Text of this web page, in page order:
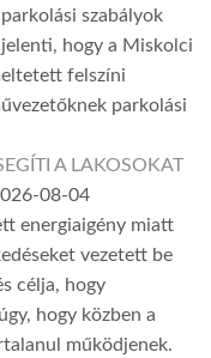
szabályok
hogy a Miskolci
felszíni
parkolási
A LAKOSOKAT
08-04
energiaigény miatt
vezetett be
célja, hogy
hogy közben a
működjenek.